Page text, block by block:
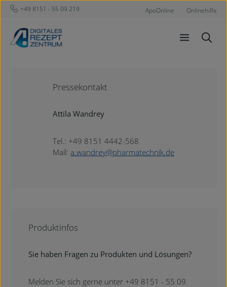
Zum Hauptinhalt springen
+49 8151 - 55 09 219 ApoOnline Onlinehilfe
Pressekontakt
Attila Wandrey
Tel.: +49 8151 4442-568
Mail: a.wandrey@pharmatechnik.de
Produktinfos
Sie haben Fragen zu Produkten und Lösungen?
Melden Sie sich gerne unter +49 8151 - 55 09